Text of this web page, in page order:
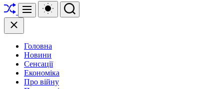
Перетасувати
Меню
Перемикач
кольорового
Пошук
Закрити
Головна
Новини
Сенсації
Економіка
Про війну